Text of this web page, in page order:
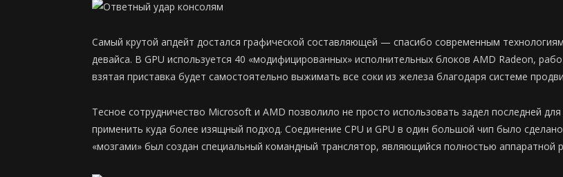
Самый крутой апдейт достался графической составляющей — спасибо современным
девайса. В GPU используется 40 «модифицированных» исполнительных блоков AMD Radeon,
взятая приставка будет самостоятельно выжимать все соки из железа благодаря системе
Тесное сотрудничество Microsoft и AMD позволило не просто использовать задел последней
применить куда более изящный подход. Соединение CPU и GPU в один большой чип было
«мозгами» был создан специальный командный транслятор, являющийся полностью аппаратной